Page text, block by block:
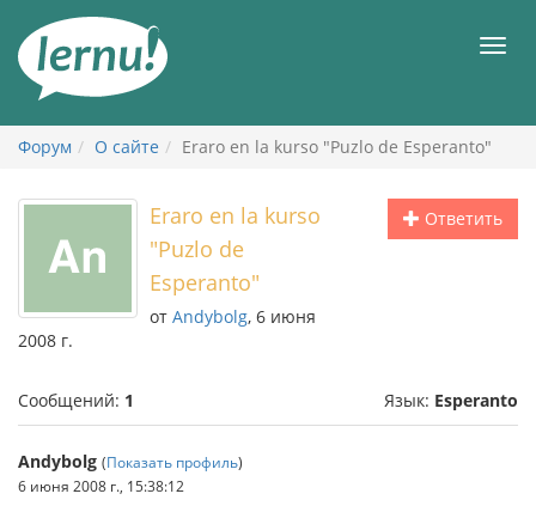
содержанию
Форум О сайте Eraro en la kurso "Puzlo de Esperanto"
Ответить
Eraro en la kurso
"Puzlo de
Esperanto"
от Andybolg, 6 июня
2008 г.
Сообщений: 1 Язык: Esperanto
Andybolg (Показать профиль)
6 июня 2008 г., 15:38:12